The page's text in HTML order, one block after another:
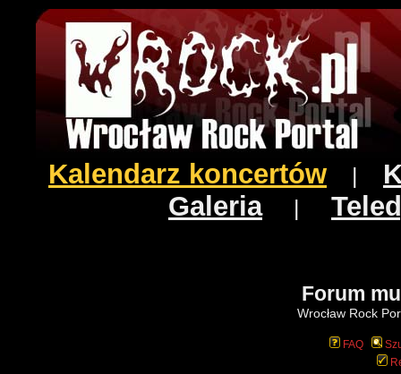
Kalendarz koncertów
Galeria|
Forum
Wrocław Rock
FAQ